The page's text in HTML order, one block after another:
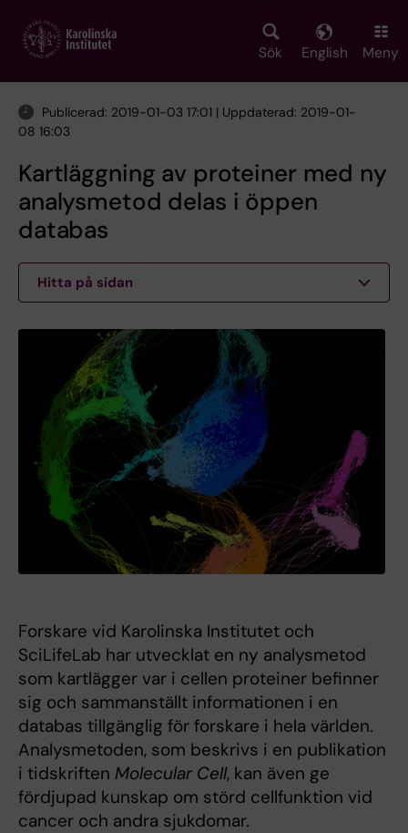
main
Sök English Meny
Publicerad: 2019-01-03 17:01 | Uppdaterad: 2019-01-
08 16:03
Kartläggning av proteiner med ny
analysmetod delas i öppen
databas
Hitta på sidan
Forskare vid Karolinska Institutet och
SciLifeLab har utvecklat en ny analysmetod
som kartlägger var i cellen proteiner befinner
sig och sammanställt informationen i en
databas tillgänglig för forskare i hela världen.
Analysmetoden, som beskrivs i en publikation
i tidskriften Molecular Cell, kan även ge
fördjupad kunskap om störd cellfunktion vid
cancer och andra sjukdomar.